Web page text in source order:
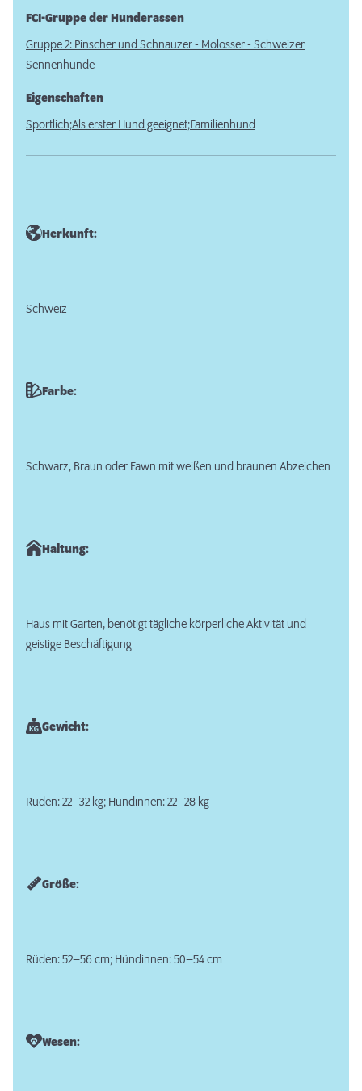
FCI-Gruppe der Hunderassen
Gruppe 2: Pinscher und Schnauzer - Molosser - Schweizer
Sennenhunde
Eigenschaften
Sportlich;Als erster Hund geeignet;Familienhund
Herkunft:
Schweiz
Farbe:
Schwarz, Braun oder Fawn mit weißen und braunen Abzeichen
Haltung:
Haus mit Garten, benötigt tägliche körperliche Aktivität und
geistige Beschäftigung
Gewicht:
Rüden: 22–32 kg; Hündinnen: 22–28 kg
Größe:
Rüden: 52–56 cm; Hündinnen: 50–54 cm
Wesen: